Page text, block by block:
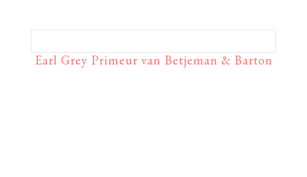
Earl Grey Primeur van Betjeman & Barton